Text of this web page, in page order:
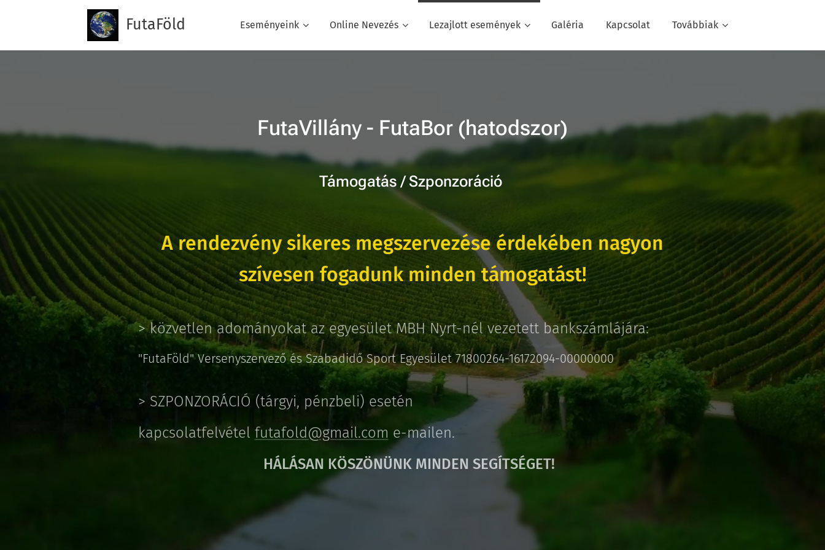
FutaFöld Eseményeink Online Nevezés Lezajlott események Galéria Kapcsolat Továbbiak
FutaVillány - FutaBor (hatodszor)
Támogatás / Szponzoráció
A rendezvény sikeres megszervezése érdekében nagyon
szívesen fogadunk minden támogatást!
> közvetlen adományokat az egyesület MBH Nyrt-nél vezetett bankszámlájára:
"FutaFöld" Versenyszervező és Szabadidő Sport Egyesület 71800264-16172094-00000000
> SZPONZORÁCIÓ (tárgyi, pénzbeli) esetén
kapcsolatfelvétel futafold@gmail.com e-mailen.
HÁLÁSAN KÖSZÖNÜNK MINDEN SEGÍTSÉGET!